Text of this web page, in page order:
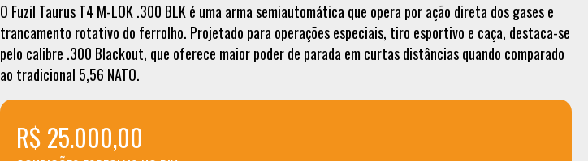
O Fuzil Taurus T4 M-LOK .300 BLK é uma arma semiautomática que opera por ação direta dos gases e
trancamento rotativo do ferrolho. Projetado para operações especiais, tiro esportivo e caça, destaca-se
pelo calibre .300 Blackout, que oferece maior poder de parada em curtas distâncias quando comparado
ao tradicional 5,56 NATO.
R$ 25.000,00